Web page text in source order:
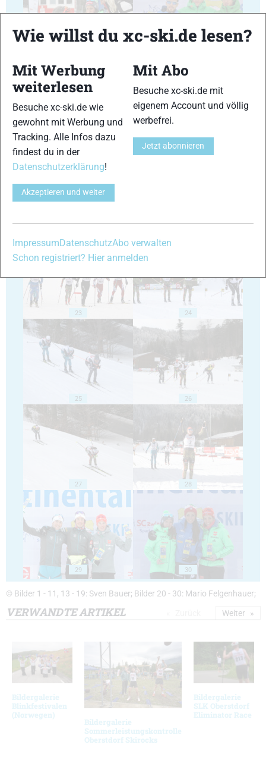
19 20
23 24
25 26
27 28
29 30
© Bilder 1 - 11, 13 - 19: Sven Bauer; Bilder 20 - 30: Mario Felgenhauer;
VERWANDTE ARTIKEL
Bildergalerie
Blinkfestivalen
(Norwegen)
Bildergalerie
Sommerleistungskontrolle
Oberstdorf Skirocks
Bildergalerie
SLK Oberstdorf
Eliminator Race
Weiter
Wie willst du xc-ski.de lesen?
Mit Werbung
weiterlesen
Besuche xc-ski.de wie
gewohnt mit Werbung und
Tracking. Alle Infos dazu
findest du in der
Datenschutzerklärung!
Akzeptieren und weiter
Mit Abo
Besuche xc-ski.de mit
eigenem Account und völlig
werbefrei.
Jetzt abonnieren
Impressum DatenschutzAbo verwalten
Schon registriert? Hier anmelden